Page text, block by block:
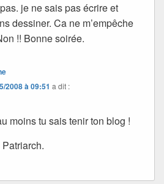
je ne sais pas écrire et
dessiner. Ca ne m’empêche
!! Bonne soirée.
2008 à 09:51 a dit :
moins tu sais tenir ton blog !